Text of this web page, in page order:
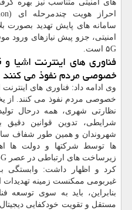
های امنیتی متناسب نیز بهره
سامانه های پایش تهدید بصورت
امنیتی، جزو پیش نیازهای ورود
۵G است.
خصوصی مردم نفوذ می کنند
خصوصی مردم نفوذ می کنند. از
نظارتی شهری، همه درحال
شرایطی، تدوین قوانین
شهروندان و همین طور شفاف
ها توسط شرکتها و دولت ها
کرد و اظهار داشت: وابستگی
غیربومی ممکنست زمینه تهدیدات
بنابراین، باید به سوی
مستقل و تقویت خودکفایی